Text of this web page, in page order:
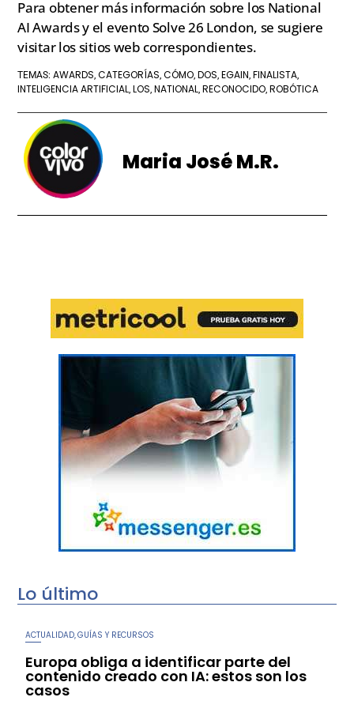
Para obtener más información sobre los National
AI Awards y el evento Solve 26 London, se sugiere
visitar los sitios web correspondientes.
TEMAS:AWARDS,CATEGORÍAS,CÓMO, DOS, EGAIN, FINALISTA,
INTELIGENCIA ARTIFICIAL, LOS, NATIONAL, RECONOCIDO, ROBÓTICA
Maria José M.R.
Lo último
ACTUALIDAD ,GUÍAS Y RECURSOS
Europa obliga a identificar parte del
contenido creado con IA: estos son los
casos